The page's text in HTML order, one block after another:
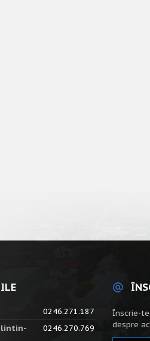
0246.271.187
0246.270.769
Înscrie-
despre